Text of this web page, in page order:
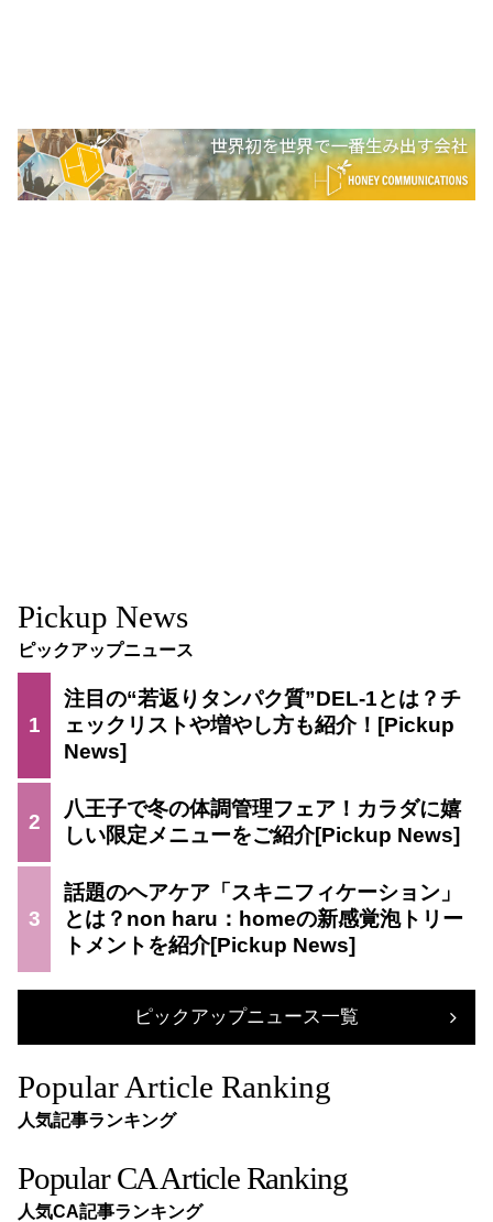
Pickup News
ピックアップニュース
1
注目の“若返りタンパク質”DEL-1とは？チ
ェックリストや増やし方も紹介！
2
八王子で冬の体調管理フェア！カラダに嬉
しい限定メニューをご紹介
3
話題のヘアケア「スキニフィケーション」
とは？non haru：homeの新感覚泡トリー
トメントを紹介
ピックアップニュース一覧
Popular Article Ranking
人気記事ランキング
Popular CA Article Ranking
人気CA記事ランキング